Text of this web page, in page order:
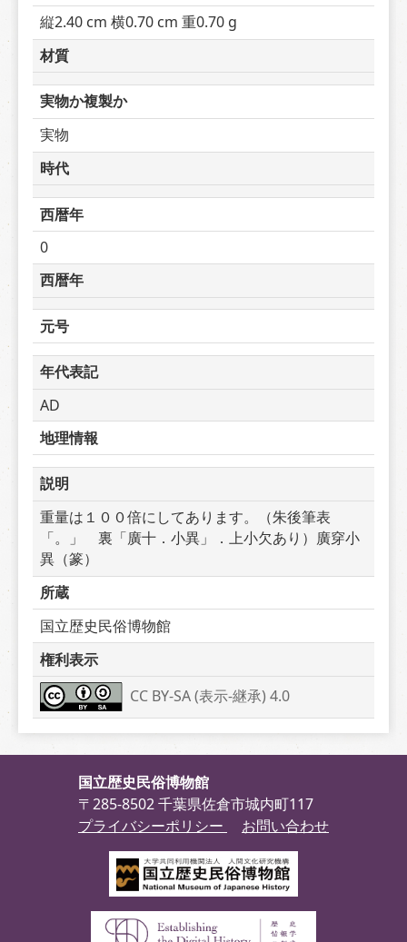
縦2.40 cm 横0.70 cm 重0.70 g
材質
実物か複製か
実物
時代
西暦年
0
西暦年
元号
年代表記
AD
地理情報
説明
重量は１００倍にしてあります。（朱後筆表
「。」　裏「廣十．小異」．上小欠あり）廣穿小
異（篆）
所蔵
国立歴史民俗博物館
権利表示
CC BY-SA (表示-継承) 4.0
国立歴史民俗博物館
〒285-8502 千葉県佐倉市城内町117
プライバシーポリシー
お問い合わせ